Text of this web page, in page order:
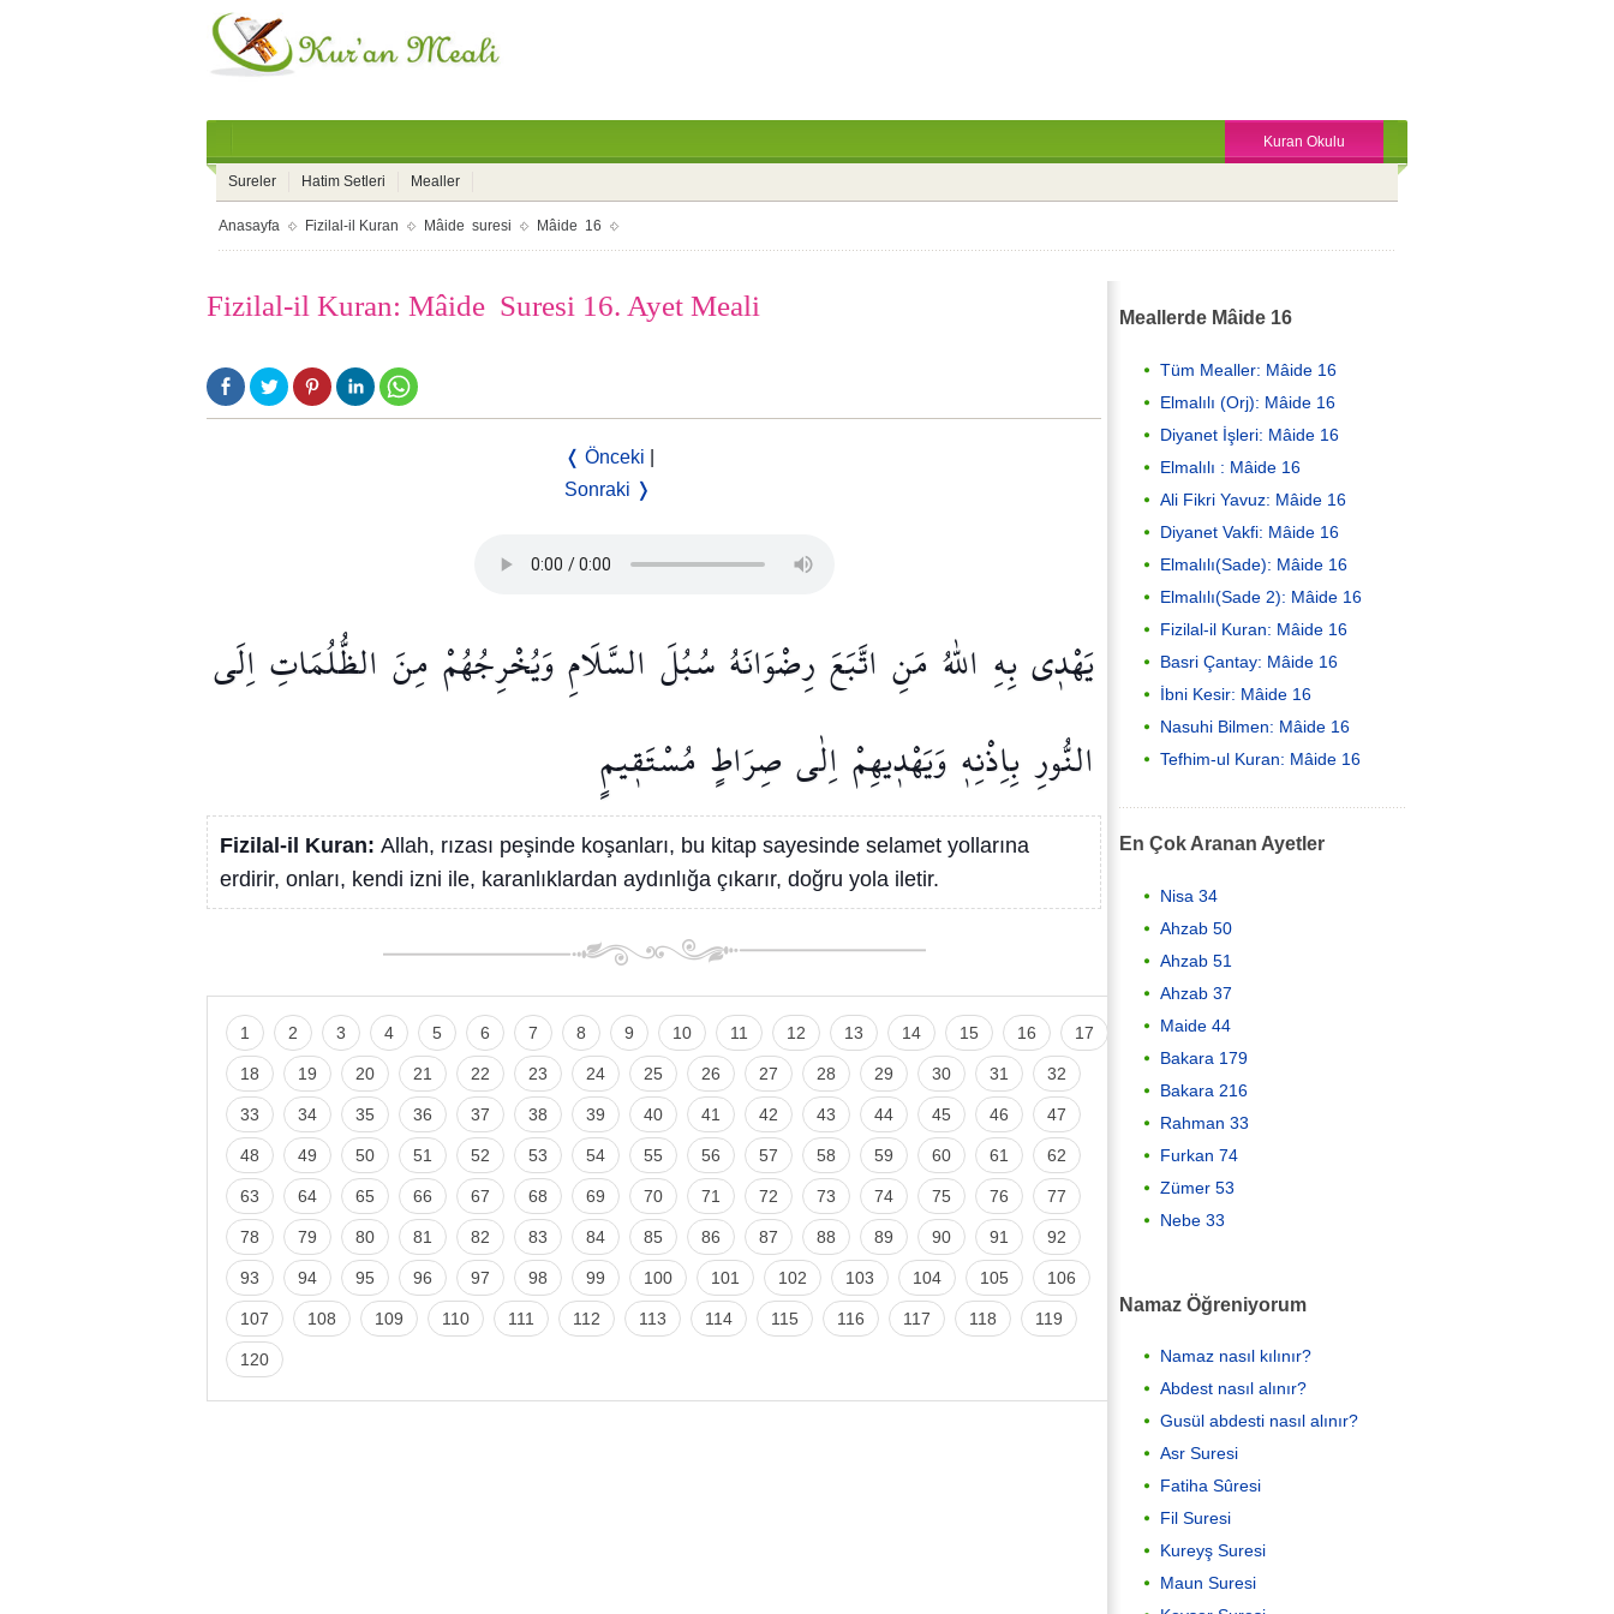
Kuran Okulu
Sureler Hatim Setleri Mealler
Anasayfa Fizilal-il Kuran Mâide suresi Mâide 16
Fizilal-il Kuran: Mâide Suresi 16. Ayet Meali
❬ Önceki
Sonraki ❭
يَهْد۪يبِهِ اللّٰهُ مَنِ اتَّبَعَ رِضْوَانَهُ سُبُلَ السَّلَامِوَيُخْرِجُهُمْ مِنَ الظُّلُمَاتِاِلَى
النُّورِبِاِذْنِه۪ وَيَهْد۪يهِمْاِلٰىصِرَاطٍ مُسْتَق۪يمٍ
Fizilal-il Kuran: Allah, rızası peşinde koşanları, bu kitap sayesinde selamet yollarına
erdirir, onları, kendi izni ile, karanlıklardan aydınlığa çıkarır, doğru yola iletir.
1 2 3 4 5 6 7 8 9 10 11 12 13 14 15 16 17
18 19 20 21 22 23 24 25 26 27 28 29 30 31 32
33 34 35 36 37 38 39 40 41 42 43 44 45 46 47
48 49 50 51 52 53 54 55 56 57 58 59 60 61 62
63 64 65 66 67 68 69 70 71 72 73 74 75 76 77
78 79 80 81 82 83 84 85 86 87 88 89 90 91 92
93 94 95 96 97 98 99 100 101 102 103 104 105 106
107 108 109 110 111 112 113 114 115 116 117 118 119
120
Meallerde Mâide 16
Tüm Mealler: Mâide 16
Elmalılı (Orj): Mâide 16
Diyanet İşleri: Mâide 16
Elmalılı : Mâide 16
Ali Fikri Yavuz: Mâide 16
Diyanet Vakfi: Mâide 16
Elmalılı(Sade): Mâide 16
Elmalılı(Sade 2): Mâide 16
Fizilal-il Kuran: Mâide 16
Basri Çantay: Mâide 16
İbni Kesir: Mâide 16
Nasuhi Bilmen: Mâide 16
Tefhim-ul Kuran: Mâide 16
En Çok Aranan Ayetler
Nisa 34
Ahzab 50
Ahzab 51
Ahzab 37
Maide 44
Bakara 179
Bakara 216
Rahman 33
Furkan 74
Zümer 53
Nebe 33
Namaz Öğreniyorum
Namaz nasıl kılınır?
Abdest nasıl alınır?
Gusül abdesti nasıl alınır?
Asr Suresi
Fatiha Sûresi
Fil Suresi
Kureyş Suresi
Maun Suresi